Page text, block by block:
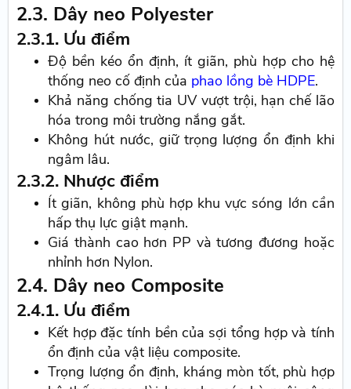
2.3. Dây neo Polyester
2.3.1. Ưu điểm
Độ bền kéo ổn định, ít giãn, phù hợp cho hệ
thống neo cố định của phao lồng bè HDPE.
Khả năng chống tia UV vượt trội, hạn chế lão
hóa trong môi trường nắng gắt.
Không hút nước, giữ trọng lượng ổn định khi
ngâm lâu.
2.3.2. Nhược điểm
Ít giãn, không phù hợp khu vực sóng lớn cần
hấp thụ lực giật mạnh.
Giá thành cao hơn PP và tương đương hoặc
nhỉnh hơn Nylon.
2.4. Dây neo Composite
2.4.1. Ưu điểm
Kết hợp đặc tính bền của sợi tổng hợp và tính
ổn định của vật liệu composite.
Trọng lượng ổn định, kháng mòn tốt, phù hợp